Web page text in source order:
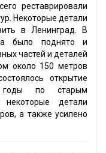
реставрировали
Некоторые детали
в Ленинград. В
было поднято и
частей и деталей
около 150 метров
открытие
годы по старым
детали
а также усилено